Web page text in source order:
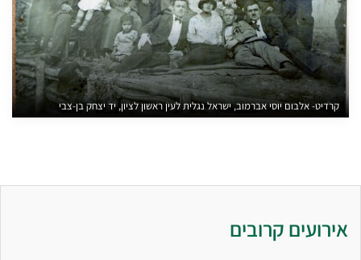
קרדיט- אלבום יוסי אברמוב, ישראל נגלית לעין ראשון לציון, יד יצחק בן-צבי
אירועים קרובים